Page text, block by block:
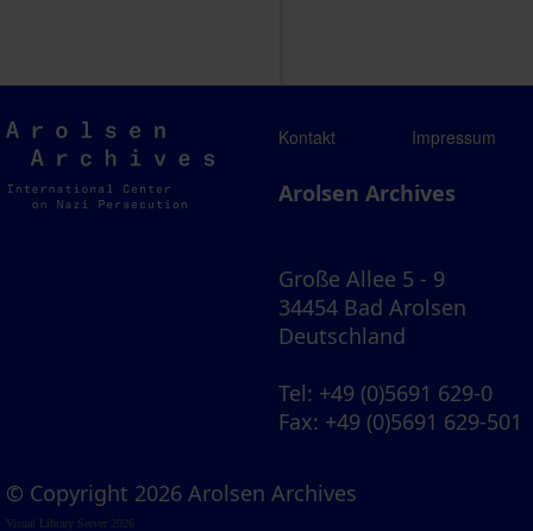
Arolsen
Archives
Kontakt Impressum
Arolsen Archives
Große Allee 5 - 9
34454 Bad Arolsen
Deutschland
Tel: +49 (0)5691 629-0
Fax: +49 (0)5691 629-501
© Copyright 2026 Arolsen Archives
Visual Library Server 2026